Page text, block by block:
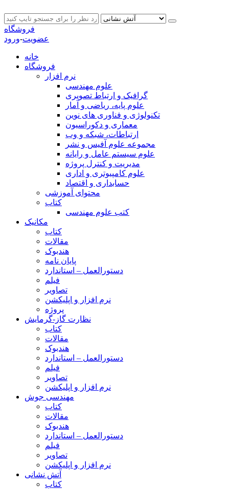
فروشگاه
عضویت-ورود
خانه
فروشگاه
نرم افزار
علوم مهندسی
گرافیک و ارتباط تصویری
علوم پایه، ریاضی و آمار
تکنولوژی و فناوری های نوین
معماری و دکوراسیون
ارتباطات، شبکه و وب
مجموعه علوم آفیس و نشر
علوم سیستم عامل و رایانه
مدیریت و کنترل پروژه
علوم کامپیوتری و اداری
حسابداری و اقتصاد
محتوای آموزشی
کتاب
کتب علوم مهندسی
مکانیک
کتاب
مقالات
هندبوک
پایان نامه
دستورالعمل – استاندارد
فیلم
تصاویر
نرم افزار و اپلیکشن
پروژه
نظارت گاز-گرمایش
کتاب
مقالات
هندبوک
دستورالعمل – استاندارد
فیلم
تصاویر
نرم افزار و اپلیکشن
مهندسی جوش
کتاب
مقالات
هندبوک
دستورالعمل – استاندارد
فیلم
تصاویر
نرم افزار و اپلیکشن
آتش نشانی
کتاب